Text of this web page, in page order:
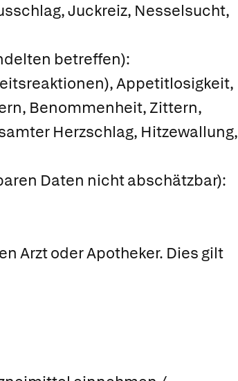
Juckreiz, Nesselsucht,
betreffen):
Appetitlosigkeit,
Benommenheit, Zittern,
Herzschlag, Hitzewallung,
Daten nicht abschätzbar):
Arzt oder Apotheker. Dies gilt